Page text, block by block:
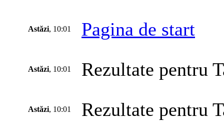
Astăzi, 10:01 Pagina de start
Astăzi, 10:01 Rezultate pentru
Astăzi, 10:01 Rezultate pentru